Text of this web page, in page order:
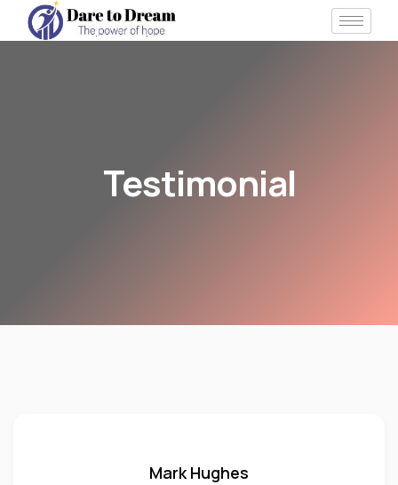
Testimonial
Mark Hughes